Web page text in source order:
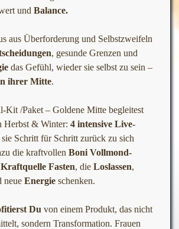
und Balance.
aus Überforderung und Selbstzweifeln
, gesunde Grenzen und
das Gefühl, wieder sie selbst zu sein –
ihrer Mitte.
Kit /Paket – Goldene Mitte begleitest
Herbst & Winter: 4 intensive Live-
sie Schritt für Schritt zurück zu sich
die kraftvollen Boni Vollmond-
Kraftquelle Fasten, die Loslassen,
neue Energie schenken.
Du von einem Produkt, das nicht
sondern Transformation. Frauen